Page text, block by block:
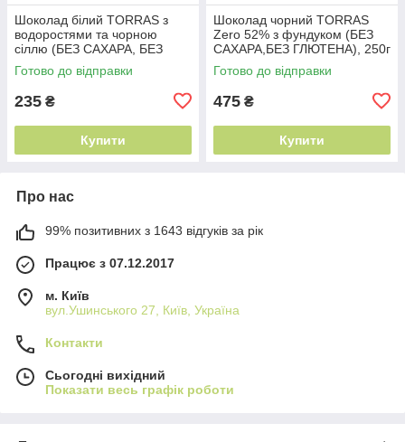
Шоколад білий TORRAS з
водоростями та чорною
сіллю (БЕЗ САХАРА, БЕЗ
ГЛЮТЕНА) 75г
Готово до відправки
235 ₴
Купити
Шоколад чорний TORRAS
Zero 52% з фундуком (БЕЗ
САХАРА,БЕЗ ГЛЮТЕНА), 250г
Готово до відправки
475 ₴
Купити
Про нас
99% позитивних з 1643 відгуків за рік
Працює з 07.12.2017
м. Київ
вул.Ушинського 27, Київ, Україна
Контакти
Сьогодні вихідний
Показати весь графік роботи